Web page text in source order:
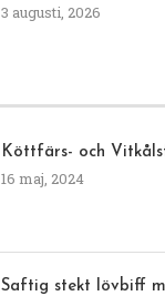
3 augusti, 2026
Köttfärs- och
16 maj, 2024
Saftig stekt lövbiff